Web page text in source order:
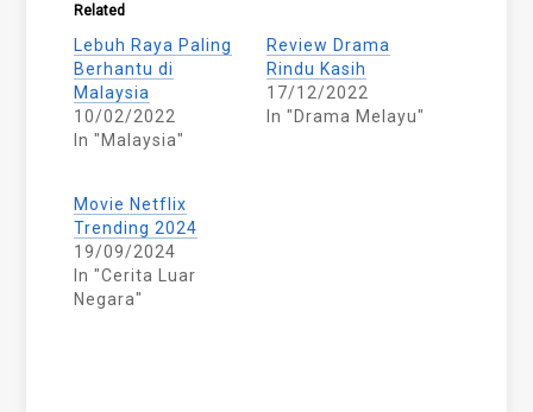
Related
Lebuh Raya Paling
Berhantu di
Malaysia
10/02/2022
In "Malaysia"
Review Drama
Rindu Kasih
17/12/2022
In "Drama Melayu"
Movie Netflix
Trending 2024
19/09/2024
In "Cerita Luar
Negara"